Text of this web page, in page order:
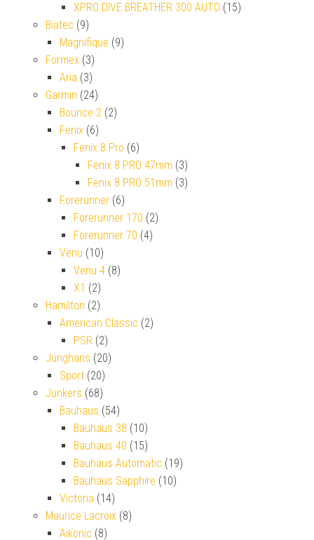
XPRO DIVE BREATHER 300 AUTO (15)
Biatec (9)
Magnifique (9)
Formex (3)
Aria (3)
Garmin (24)
Bounce 2 (2)
Fenix (6)
Fenix 8 Pro (6)
Fenix 8 PRO 47mm (3)
Fenix 8 PRO 51mm (3)
Forerunner (6)
Forerunner 170 (2)
Forerunner 70 (4)
Venu (10)
Venu 4 (8)
X1 (2)
Hamilton (2)
American Classic (2)
PSR (2)
Junghans (20)
Sport (20)
Junkers (68)
Bauhaus (54)
Bauhaus 38 (10)
Bauhaus 40 (15)
Bauhaus Automatic (19)
Bauhaus Sapphire (10)
Victoria (14)
Maurice Lacroix (8)
Aikonic (8)